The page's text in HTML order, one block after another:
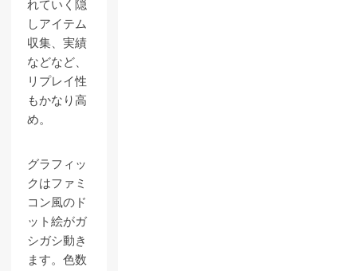
れていく隠
しアイテム
収集、実績
などなど、
リプレイ性
もかなり高
め。
グラフィッ
クはファミ
コン風のド
ット絵がガ
シガシ動き
ます。色数